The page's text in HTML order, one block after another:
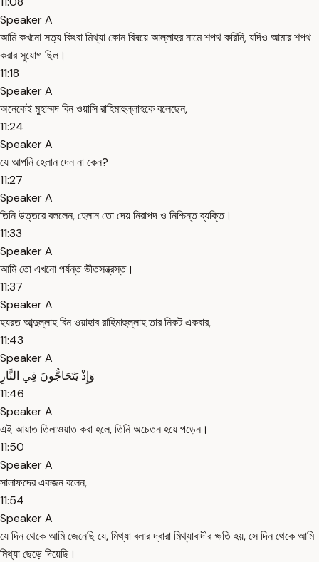
Speaker A
আমি কখনো সত্য কিংবা মিথ্যা কোন বিষয়ে আল্লাহর নামে শপথ করিনি, যদিও আমার শপথ
করার সুযোগ ছিল।
11:18
Speaker A
অনেকেই মুহাম্মদ বিন ওয়াসি রাহিমাহুল্লাহকে বলেছেন,
11:24
Speaker A
যে আপনি হেলান দেন না কেন?
11:27
Speaker A
তিনি উত্তরে বললেন, হেলান তো দেয় নিরাপদ ও নিশ্চিন্ত ব্যক্তি।
11:33
Speaker A
আমি তো এখনো পর্যন্ত ভীতসন্ত্রস্ত।
11:37
Speaker A
হযরত আব্দুল্লাহ বিন ওয়াহাব রাহিমাহুল্লাহ তার নিকট একবার,
11:43
Speaker A
وَإِذْ يَتَحَاجُّونَ فِي النَّارِ
11:46
Speaker A
এই আয়াত তিলাওয়াত করা হলে, তিনি অচেতন হয়ে পড়েন।
11:50
Speaker A
সালাফদের একজন বলেন,
11:54
Speaker A
যে দিন থেকে আমি জেনেছি যে, মিথ্যা বলার দ্বারা মিথ্যাবাদীর ক্ষতি হয়, সে দিন থেকে আমি
মিথ্যা ছেড়ে দিয়েছি।